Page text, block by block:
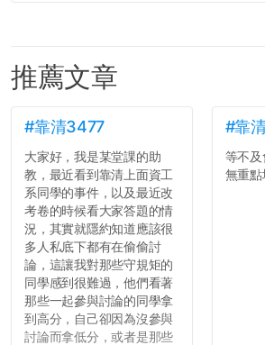
推薦文章
#靠清3477
大家好，我是某堂課的助
教，最近看到靠清上面資工
系同學的事件，以及最近改
考卷的時候看大家答題的情
況，其實就隱約知道應該很
多人私底下都有在偷偷討
論，這讓我對那些守規矩的
同學感到很難過，他們看著
那些一起參與討論的同學拿
到高分，自己卻因為沒參與
討論而拿低分，或者是那些
#靠
等不
無重